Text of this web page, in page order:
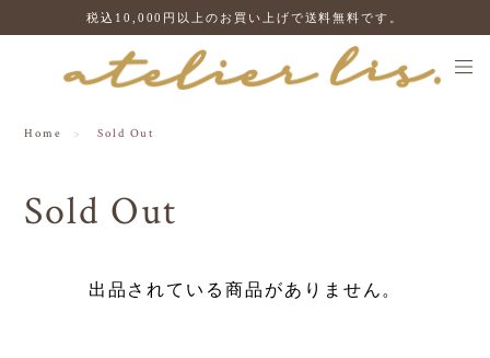
税込10,000円以上のお買い上げで送料無料です。
Home Sold Out
Sold Out
出品されている商品がありません。